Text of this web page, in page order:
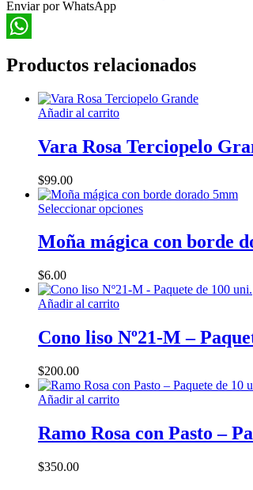
25
Unidades
cantidad
Enviar por WhatsApp
Productos relacionados
Añadir al carrito
Vara Rosa Terciopelo
$99.00
Seleccionar opcionesEste
tiene
múltiples
opciones
elegir
en
página
de
Moña mágica con borde
$6.00
Añadir al carrito
Cono liso Nº21-M –
$200.00
Añadir al carrito
Ramo Rosa con Pasto –
$350.00